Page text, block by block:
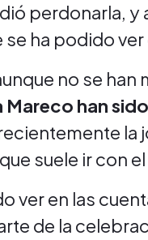
perdonarla,
se ha podido
no se
han
la
suele ir con
ver en las
de la